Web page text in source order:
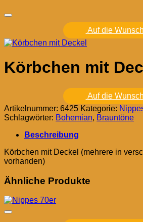
Auf die
Körbchen mit
Auf die
Artikelnummer: 6425 Kategorie:
Schlagwörter: Bohemian, Brauntöne
Beschreibung
Körbchen mit Deckel (mehrere in
vorhanden)
Ähnliche Produkte